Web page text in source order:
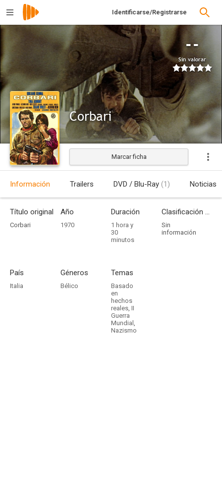
Identificarse/Registrarse
--
Sin valorar
Corbari
Estrenada
Marcar ficha
Información Trailers DVD / Blu-Ray (1) Noticias
Título original
Corbari
Año
1970
Duración
1 hora y
30
minutos
Clasificación por edades
Sin
información
País
Italia
Géneros
Bélico
Temas
Basado
en
hechos
reales, II
Guerra
Mundial ,
Nazismo